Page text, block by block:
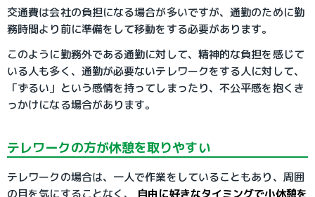
交通費は会社の負担になる場合が多いですが、通勤のために勤
務時間より前に準備をして移動をする必要があります。
このように勤務外である通勤に対して、精神的な負担を感じて
いる人も多く、通勤が必要ないテレワークをする人に対して、
「ずるい」という感情を持ってしまったり、不公平感を抱くき
っかけになる場合があります。
テレワークの方が休憩を取りやすい
テレワークの場合は、一人で作業をしていることもあり、周囲
の目を気にすることなく、自由に好きなタイミングで小休憩を